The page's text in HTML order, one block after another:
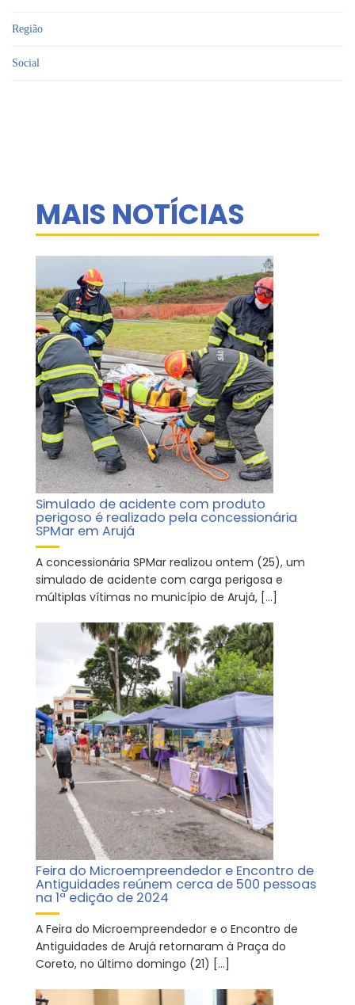
Região
Social
MAIS NOTÍCIAS
Simulado de acidente com produto
perigoso é realizado pela concessionária
SPMar em Arujá
A concessionária SPMar realizou ontem (25), um
simulado de acidente com carga perigosa e
múltiplas vítimas no município de Arujá, […]
Feira do Microempreendedor e Encontro de
Antiguidades reúnem cerca de 500 pessoas
na 1ª edição de 2024
A Feira do Microempreendedor e o Encontro de
Antiguidades de Arujá retornaram à Praça do
Coreto, no último domingo (21) […]